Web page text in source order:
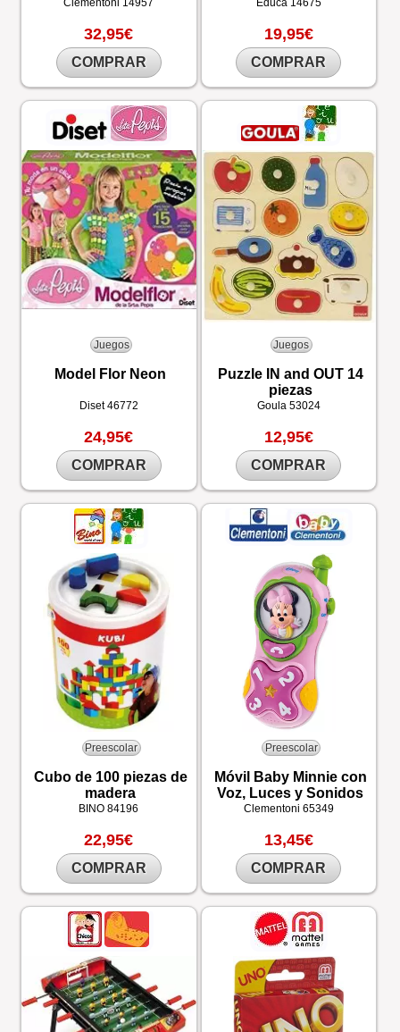
Clementoni 14957
32,95€
COMPRAR
Educa 14675
19,95€
COMPRAR
Juegos
Model Flor Neon
Diset46772
24,95€
COMPRAR
Juegos
Puzzle IN and OUT 14
piezas
Goula 53024
12,95€
COMPRAR
Preescolar
Cubo de 100 piezas de
madera
BINO84196
22,95€
COMPRAR
Preescolar
Móvil Baby Minnie con
Voz, Luces y Sonidos
Clementoni 65349
13,45€
COMPRAR